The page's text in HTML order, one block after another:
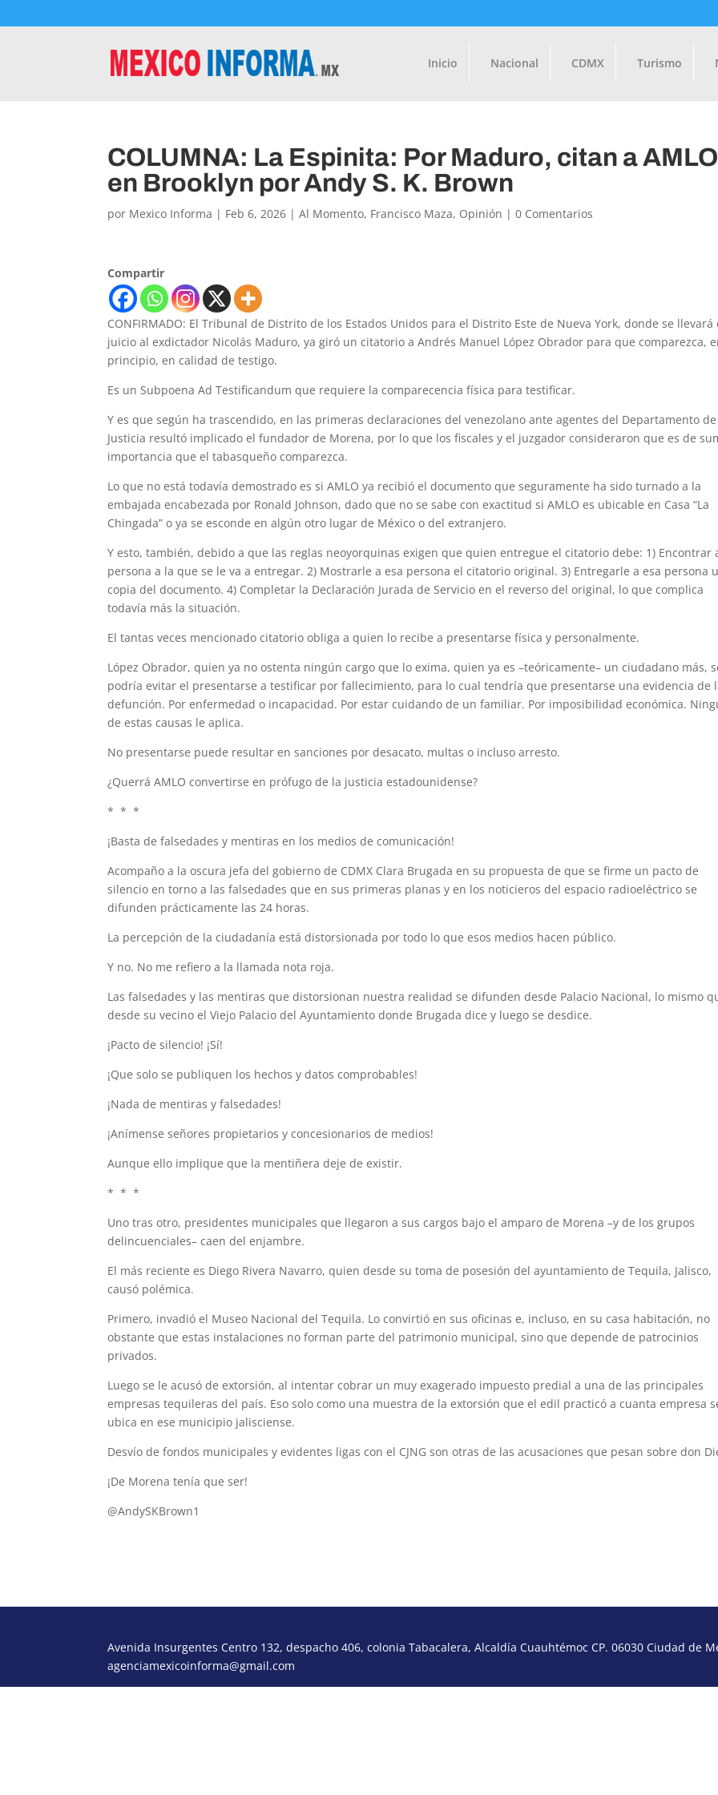
Inicio Nacional CDMX Turismo
COLUMNA: La Espinita: Por Maduro, citan a AMLO
en Brooklyn por Andy S. K. Brown
por Mexico Informa | Feb 6, 2026 |Al Momento, Francisco Maza, Opinión |0 Comentarios
Compartir
CONFIRMADO: El Tribunal de Distrito de los Estados Unidos para el Distrito Este de Nueva York, donde se llevará
juicio al exdictador Nicolás Maduro, ya giró un citatorio a Andrés Manuel López Obrador para que comparezca,
principio, en calidad de testigo.
Es un Subpoena Ad Testificandum que requiere la comparecencia física para testificar.
Y es que según ha trascendido, en las primeras declaraciones del venezolano ante agentes del Departamento de
Justicia resultó implicado el fundador de Morena, por lo que los fiscales y el juzgador consideraron que es de
importancia que el tabasqueño comparezca.
Lo que no está todavía demostrado es si AMLO ya recibió el documento que seguramente ha sido turnado a la
embajada encabezada por Ronald Johnson, dado que no se sabe con exactitud si AMLO es ubicable en Casa “La
Chingada” o ya se esconde en algún otro lugar de México o del extranjero.
Y esto, también, debido a que las reglas neoyorquinas exigen que quien entregue el citatorio debe: 1) Encontrar
persona a la que se le va a entregar. 2) Mostrarle a esa persona el citatorio original. 3) Entregarle a esa persona
copia del documento. 4) Completar la Declaración Jurada de Servicio en el reverso del original, lo que complica
todavía más la situación.
El tantas veces mencionado citatorio obliga a quien lo recibe a presentarse física y personalmente.
López Obrador, quien ya no ostenta ningún cargo que lo exima, quien ya es –teóricamente– un ciudadano más,
podría evitar el presentarse a testificar por fallecimiento, para lo cual tendría que presentarse una evidencia de
defunción. Por enfermedad o incapacidad. Por estar cuidando de un familiar. Por imposibilidad económica.
de estas causas le aplica.
No presentarse puede resultar en sanciones por desacato, multas o incluso arresto.
¿Querrá AMLO convertirse en prófugo de la justicia estadounidense?
* * *
¡Basta de falsedades y mentiras en los medios de comunicación!
Acompaño a la oscura jefa del gobierno de CDMX Clara Brugada en su propuesta de que se firme un pacto de
silencio en torno a las falsedades que en sus primeras planas y en los noticieros del espacio radioeléctrico se
difunden prácticamente las 24 horas.
La percepción de la ciudadanía está distorsionada por todo lo que esos medios hacen público.
Y no. No me refiero a la llamada nota roja.
Las falsedades y las mentiras que distorsionan nuestra realidad se difunden desde Palacio Nacional, lo mismo
desde su vecino el Viejo Palacio del Ayuntamiento donde Brugada dice y luego se desdice.
¡Pacto de silencio! ¡Sí!
¡Que solo se publiquen los hechos y datos comprobables!
¡Nada de mentiras y falsedades!
¡Anímense señores propietarios y concesionarios de medios!
Aunque ello implique que la mentiñera deje de existir.
* * *
Uno tras otro, presidentes municipales que llegaron a sus cargos bajo el amparo de Morena –y de los grupos
delincuenciales– caen del enjambre.
El más reciente es Diego Rivera Navarro, quien desde su toma de posesión del ayuntamiento de Tequila, Jalisco,
causó polémica.
Primero, invadió el Museo Nacional del Tequila. Lo convirtió en sus oficinas e, incluso, en su casa habitación, no
obstante que estas instalaciones no forman parte del patrimonio municipal, sino que depende de patrocinios
privados.
Luego se le acusó de extorsión, al intentar cobrar un muy exagerado impuesto predial a una de las principales
empresas tequileras del país. Eso solo como una muestra de la extorsión que el edil practicó a cuanta empresa
ubica en ese municipio jalisciense.
Desvío de fondos municipales y evidentes ligas con el CJNG son otras de las acusaciones que pesan sobre don
¡De Morena tenía que ser!
@AndySKBrown1
Avenida Insurgentes Centro 132, despacho 406, colonia Tabacalera, Alcaldía Cuauhtémoc CP. 06030 Ciudad de
agenciamexicoinforma@gmail.com